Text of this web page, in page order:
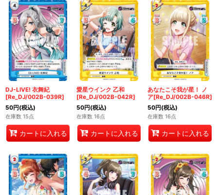
DJ-LIVE! 衣舞紀
[Re_DJ/002B-039R]
50円(税込)
在庫数 15点
カートに入れる
愛星ウインク 乙和
[Re_DJ/002B-042R]
50円(税込)
在庫数 16点
カートに入れる
あなたこそ我が星！ ノ
ア[Re_DJ/002B-046R]
50円(税込)
在庫数 16点
カートに入れる